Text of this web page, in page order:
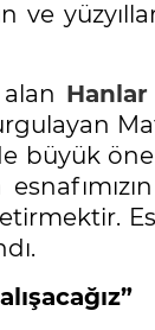
ve